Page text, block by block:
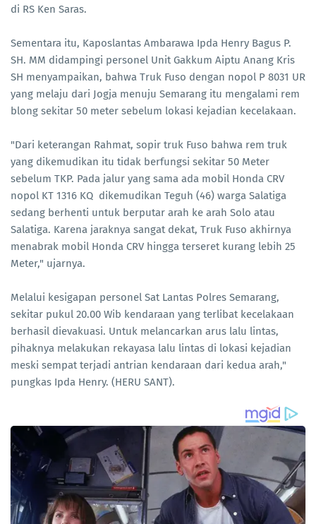
di RS Ken Saras.
Sementara itu, Kaposlantas Ambarawa Ipda Henry Bagus P.
SH. MM didampingi personel Unit Gakkum Aiptu Anang Kris
SH menyampaikan, bahwa Truk Fuso dengan nopol P 8031 UR
yang melaju dari Jogja menuju Semarang itu mengalami rem
blong sekitar 50 meter sebelum lokasi kejadian kecelakaan.
"Dari keterangan Rahmat, sopir truk Fuso bahwa rem truk
yang dikemudikan itu tidak berfungsi sekitar 50 Meter
sebelum TKP. Pada jalur yang sama ada mobil Honda CRV
nopol KT 1316 KQ dikemudikan Teguh (46) warga Salatiga
sedang berhenti untuk berputar arah ke arah Solo atau
Salatiga. Karena jaraknya sangat dekat, Truk Fuso akhirnya
menabrak mobil Honda CRV hingga terseret kurang lebih 25
Meter," ujarnya.
Melalui kesigapan personel Sat Lantas Polres Semarang,
sekitar pukul 20.00 Wib kendaraan yang terlibat kecelakaan
berhasil dievakuasi. Untuk melancarkan arus lalu lintas,
pihaknya melakukan rekayasa lalu lintas di lokasi kejadian
meski sempat terjadi antrian kendaraan dari kedua arah,"
pungkas Ipda Henry. (HERU SANT).